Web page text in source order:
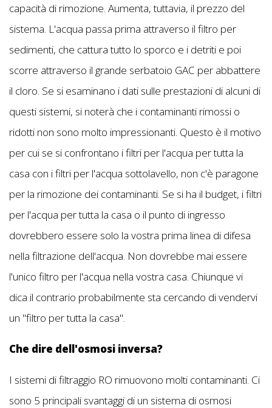
capacità di rimozione. Aumenta, tuttavia, il prezzo del
sistema. L'acqua passa prima attraverso il filtro per
sedimenti, che cattura tutto lo sporco e i detriti e poi
scorre attraverso il grande serbatoio GAC per abbattere
il cloro. Se si esaminano i dati sulle prestazioni di alcuni di
questi sistemi, si noterà che i contaminanti rimossi o
ridotti non sono molto impressionanti. Questo è il motivo
per cui se si confrontano i filtri per l'acqua per tutta la
casa con i filtri per l'acqua sottolavello, non c'è paragone
per la rimozione dei contaminanti. Se si ha il budget, i filtri
per l'acqua per tutta la casa o il punto di ingresso
dovrebbero essere solo la vostra prima linea di difesa
nella filtrazione dell'acqua. Non dovrebbe mai essere
l'unico filtro per l'acqua nella vostra casa. Chiunque vi
dica il contrario probabilmente sta cercando di vendervi
un "filtro per tutta la casa".
Che dire dell'osmosi inversa?
I sistemi di filtraggio RO rimuovono molti contaminanti. Ci
sono 5 principali svantaggi di un sistema di osmosi